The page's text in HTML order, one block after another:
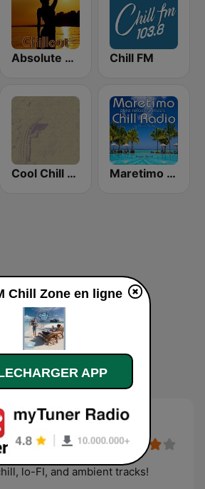
Absolute Chillout Chill FM
Cool Chill House Maretimo Chill Radio
Zone
lo-FI, and ambient tracks!
Chill Zone en ligne
APP